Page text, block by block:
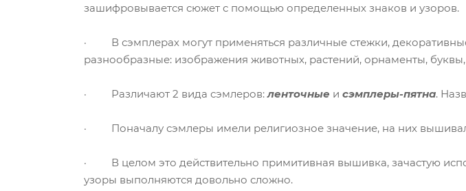
зашифровывается сюжет с помощью определенных знаков и узоров.
· В сэмплерах могут применяться различные стежки,
разнообразные: изображения животных, растений, орнаменты, буквы,
· Различают 2 вида сэмлеров:ленточные и сэмплеры-пятна.
· Поначалу сэмлеры имели религиозное значение, на них
· В целом это действительно примитивная вышивка, зачастую
узоры выполняются довольно сложно.